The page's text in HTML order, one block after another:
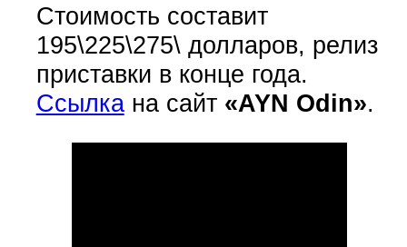
Стоимость составит
195\225\275\ долларов, релиз
приставки в конце года.
Ссылкана сайт «AYN Odin».